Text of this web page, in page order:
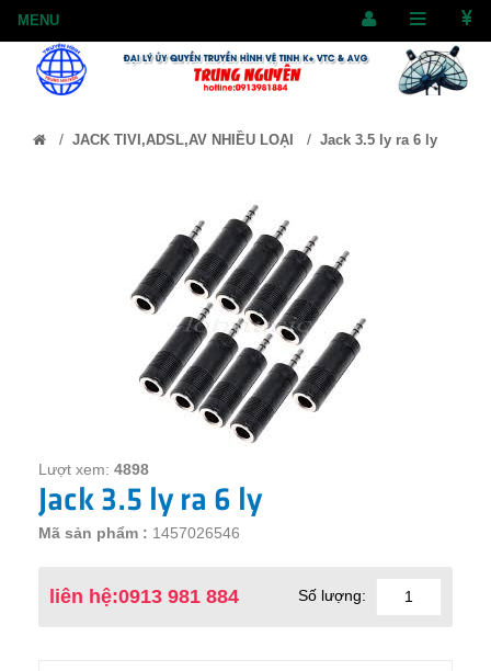
/ JACK TIVI,ADSL,AV NHIỀU LOẠI / Jack 3.5 ly ra 6 ly
Lượt xem: 4898
Jack 3.5 ly ra 6 ly
Mã sản phẩm : 1457026546
liên hệ:0913 981 884 Số lượng: